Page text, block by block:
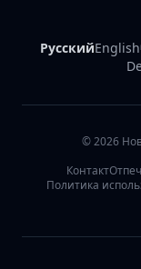
РусскийEnglish
©2026
Контакт
Политика